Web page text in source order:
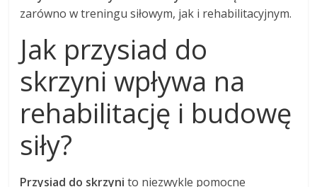
zarówno w treningu siłowym, jak i rehabilitacyjnym.
Jak przysiad do
skrzyni wpływa na
rehabilitację i budowę
siły?
Przysiad do skrzyni to niezwykle pomocne